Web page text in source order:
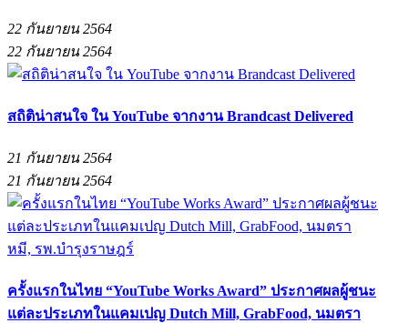
22 กันยายน 2564
22 กันยายน 2564
สถิติน่าสนใจ ใน YouTube จากงาน Brandcast Delivered
21 กันยายน 2564
21 กันยายน 2564
ครั้งแรกในไทย “YouTube Works Award” ประกาศผลผู้ชนะ
แต่ละประเภทในแคมเปญ Dutch Mill, GrabFood, นมตรา